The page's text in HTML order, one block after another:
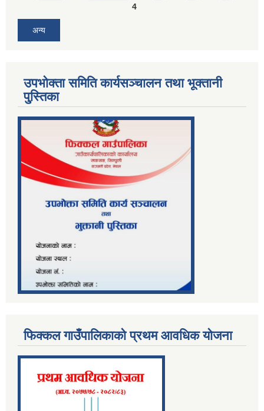
4
अन्य
उपभोक्ता समिति कार्यसञ्चालन तथा भूक्तानी
पु्स्तिका
फिक्कल गाउँपालिकाको प्रथम आवधिक योजना